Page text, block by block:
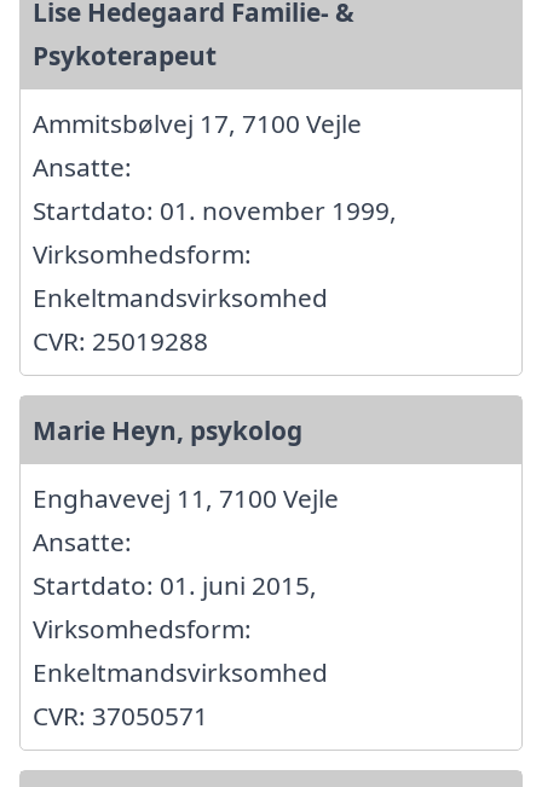
Lise Hedegaard Familie- &
Psykoterapeut
Ammitsbølvej 17, 7100 Vejle
Ansatte:
Startdato: 01. november 1999,
Virksomhedsform:
Enkeltmandsvirksomhed
CVR: 25019288
Marie Heyn, psykolog
Enghavevej 11, 7100 Vejle
Ansatte:
Startdato: 01. juni 2015,
Virksomhedsform:
Enkeltmandsvirksomhed
CVR: 37050571